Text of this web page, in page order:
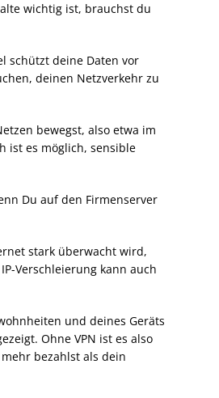
wichtig ist, brauchst du
schützt deine Daten vor
deinen Netzverkehr zu
bewegst, also etwa im
ist es möglich, sensible
Du auf den Firmenserver
stark überwacht wird,
Verschleierung kann auch
und deines Geräts
Ohne VPN ist es also
bezahlst als dein